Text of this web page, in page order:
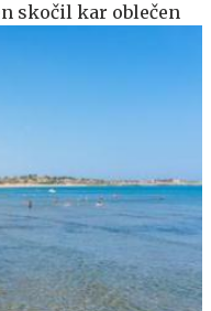
skočil kar oblečen